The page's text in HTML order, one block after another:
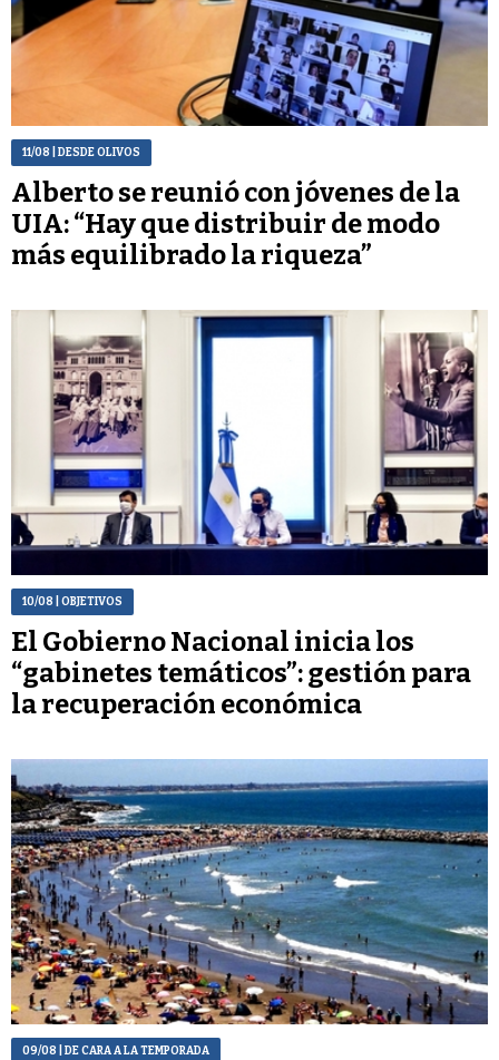
11/08 | DESDE OLIVOS
Alberto se reunió con jóvenes de la
UIA: “Hay que distribuir de modo
más equilibrado la riqueza”
10/08 | OBJETIVOS
El Gobierno Nacional inicia los
“gabinetes temáticos”: gestión para
la recuperación económica
09/08 | DE CARA A LA TEMPORADA